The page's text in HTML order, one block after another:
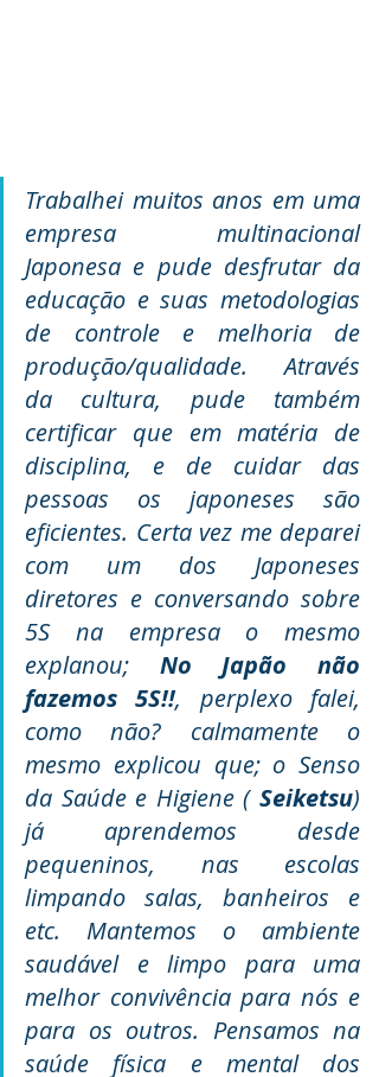
Trabalhei muitos anos em uma
empresa multinacional
Japonesa e pude desfrutar da
educação e suas metodologias
de controle e melhoria de
produção/qualidade. Através
da cultura, pude também
certificar que em matéria de
disciplina, e de cuidar das
pessoas os japoneses são
eficientes. Certa vez me deparei
com um dos Japoneses
diretores e conversando sobre
5S na empresa o mesmo
explanou; No Japão não
fazemos 5S!!, perplexo falei,
como não? calmamente o
mesmo explicou que; o Senso
da Saúde e Higiene ( Seiketsu)
já aprendemos desde
pequeninos, nas escolas
limpando salas, banheiros e
etc. Mantemos o ambiente
saudável e limpo para uma
melhor convivência para nós e
para os outros. Pensamos na
saúde física e mental dos